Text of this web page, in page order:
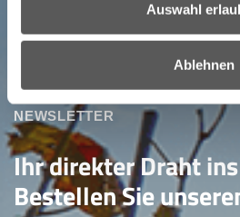
Auswahl
Ablehnen
NEWSLETTER
Ihr direkter Draht
Bestellen Sie